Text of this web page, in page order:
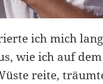
ich mich
wie ich auf dem
reite,